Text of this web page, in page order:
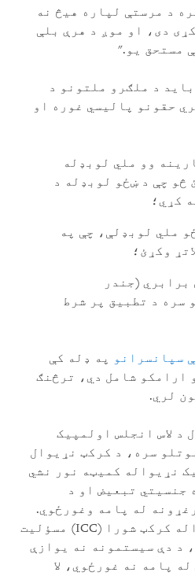
د مرستې لپاره هیڅ نه
دی، او موږ د هرې بلې
مستحق یو."
د ملګرو ملتونو د
حقونو پالیسي غوره او
وو ملي لوبډله
څو چې د ښځو لوبډله د
کړي؛
ملي لوبډلې، چې په
وکړئ؛
(جندر
سره د تطبیق پر شرط
سپانسرانو په ډله کې
ارامکو شامل دي، ترڅنګ
لري.
وویل: "د ۲۰۲۸ کال د لاس انجلس اولمپیک
سره، د کرکټ نړیوال
نړیواله کمیټه نور نشي
جنسیتي تبعیض او د
له پامه وغورځوي.
هغه زیاته کړه: "نړیواله کرکټ شورا (ICC) مسؤلیت
د دې سیستمونه نه یوازې
پامه نه غورځوي، لا